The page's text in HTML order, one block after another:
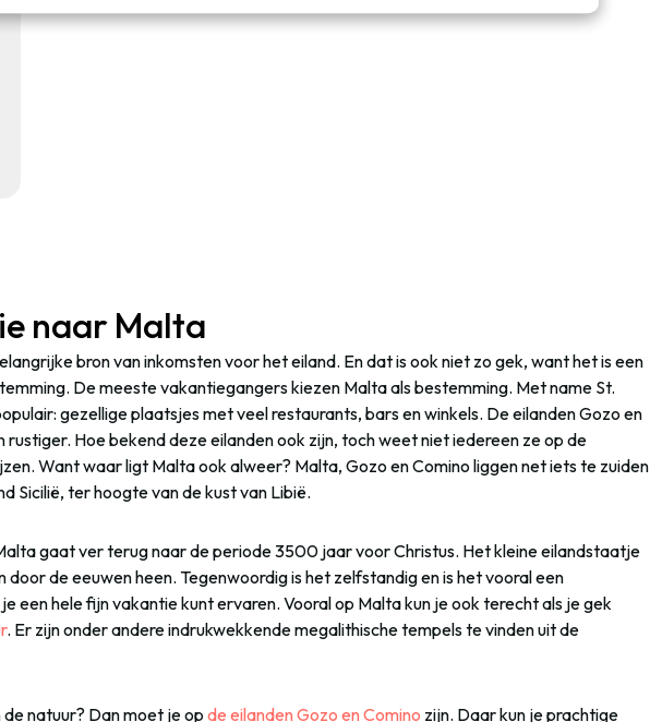
naar Malta
bron van inkomsten voor het eiland. En dat is ook niet zo gek, want het is een
De meeste vakantiegangers kiezen Malta als bestemming. Met name St.
gezellige plaatsjes met veel restaurants, bars en winkels. De eilanden Gozo en
rustiger. Hoe bekend deze eilanden ook zijn, toch weet niet iedereen ze op de
Want waar ligt Malta ook alweer? Malta, Gozo en Comino liggen net iets te zuiden
Sicilië, ter hoogte van de kust van Libië.
gaat ver terug naar de periode 3500 jaar voor Christus. Het kleine eilandstaatje
door de eeuwen heen. Tegenwoordig is het zelfstandig en is het vooral een
een hele fijn vakantie kunt ervaren. Vooral op Malta kun je ook terecht als je gek
. Er zijn onder andere indrukwekkende megalithische tempels te vinden uit de
de natuur? Dan moet je op de eilanden Gozo en Comino zijn. Daar kun je prachtige